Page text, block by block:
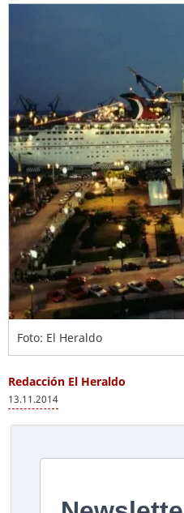
Foto: El Heraldo
Redacción El Heraldo
13.11.2014